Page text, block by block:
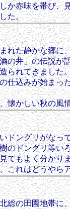
か赤味を帯び、
た。
た静かな郷に
井」の伝説が
られてきまし
込みが始まっ
懐かしい秋の風
ドングリがなっ
のドングリ等い
見てもよく分か
これはどうやら
の田園地帯に